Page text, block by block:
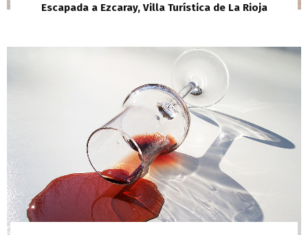
Escapada a Ezcaray, Villa Turística de La Rioja